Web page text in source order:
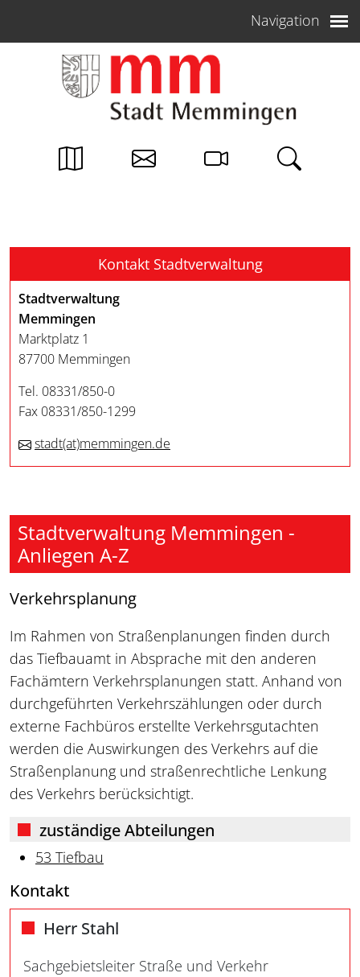
Navigation
Kontakt Stadtverwaltung
Stadtverwaltung
Memmingen
Marktplatz 1
87700 Memmingen
Tel. 08331/850-0
Fax 08331/850-1299
stadt(at)memmingen.de
Stadtverwaltung Memmingen -
Anliegen A-Z
Verkehrsplanung
Im Rahmen von Straßenplanungen finden durch
das Tiefbauamt in Absprache mit den anderen
Fachämtern Verkehrsplanungen statt. Anhand von
durchgeführten Verkehrszählungen oder durch
externe Fachbüros erstellte Verkehrsgutachten
werden die Auswirkungen des Verkehrs auf die
Straßenplanung und straßenrechtliche Lenkung
des Verkehrs berücksichtigt.
zuständige Abteilungen
53 Tiefbau
Kontakt
Herr Stahl
Sachgebietsleiter Straße und Verkehr